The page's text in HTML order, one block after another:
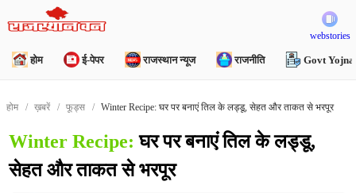
webstories
होम ई-पेपर राजस्थान न्यूज राजनीति Govt Yojna
होम ख़बरें फूड्स Winter Recipe: घर पर बनाएं तिल के लड्डू, सेहत और ताकत से भरपूर
Winter Recipe: घर पर बनाएं तिल के लड्डू,
सेहत और ताकत से भरपूर